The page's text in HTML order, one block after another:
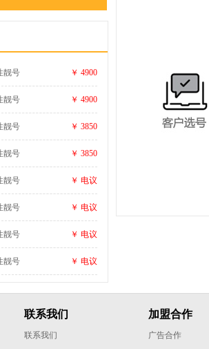
靓号 ￥ 4900
靓号 ￥ 4900
靓号 ￥ 3850
靓号 ￥ 3850
靓号 ￥ 电议
靓号 ￥ 电议
靓号 ￥ 电议
靓号 ￥ 电议
联系我们
联系我们
加盟合作
广告合作